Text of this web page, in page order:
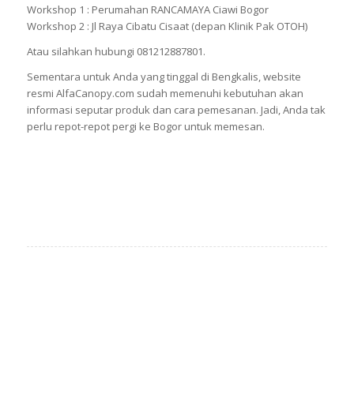
Workshop 1 : Perumahan RANCAMAYA Ciawi Bogor
Workshop 2 : Jl Raya Cibatu Cisaat (depan Klinik Pak OTOH)
Atau silahkan hubungi 081212887801.
Sementara untuk Anda yang tinggal di Bengkalis, website
resmi AlfaCanopy.com sudah memenuhi kebutuhan akan
informasi seputar produk dan cara pemesanan. Jadi, Anda tak
perlu repot-repot pergi ke Bogor untuk memesan.